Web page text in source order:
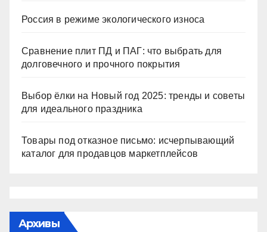
Россия в режиме экологического износа
Сравнение плит ПД и ПАГ: что выбрать для
долговечного и прочного покрытия
Выбор ёлки на Новый год 2025: тренды и советы
для идеального праздника
Товары под отказное письмо: исчерпывающий
каталог для продавцов маркетплейсов
Архивы